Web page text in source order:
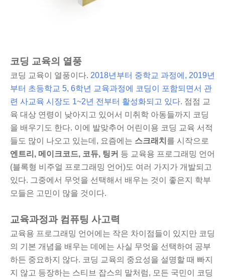
코딩 교육의 열풍
코딩 교육이 열풍이다. 2018년부터 중학교 과정에, 2019년
부터 초등학교 5, 6학년 교육과정에 코딩이 포함되면서 관
련 사교육 시장도 1~2년 전부터 활성화되고 있다. 점점 교
육 대상 연령이 낮아지고 있어서 미취학 아동들까지 코딩
을 배우기도 한다. 이에 발맞추어 어린이용 코딩 교육 서적
들도 많이 나오고 있는데, 요즘에는 스크래치 를 시작으로
엔트리, 메이크코드, 코듀, 팅커 등 교육용 프로그래밍 언어
(블록형 비주얼 프로그래밍 언어)도 여러 가지가 개발되고
있다. 그중에서 무엇을 선택해서 배우는 것이 좋은지 학부
모들은 고민이 많을 것이다.
교육과정과 컴퓨팅 사고력
교육용 프로그래밍 언어에는 작은 차이점들이 있지만 코딩
의 기본 개념을 배우는 데에는 사실 무엇을 선택하여 공부
하든 중요하지 않다. 코딩 교육의 중요성을 설명할 때 빠지
지 않고 등장하는 스티브 잡스의 말처럼, 모든 국민이 코딩